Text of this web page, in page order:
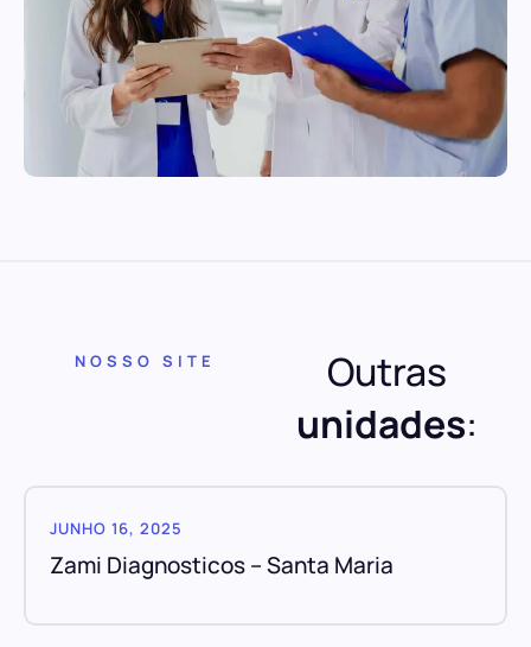
NOSSO SITE
Outras
unidades:
JUNHO 16, 2025
Zami Diagnosticos – Santa Maria